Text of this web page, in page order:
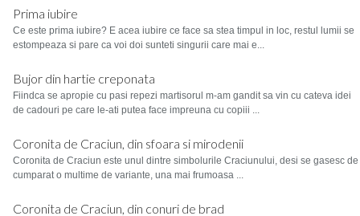
Prima iubire
Ce este prima iubire? E acea iubire ce face sa stea timpul in loc, restul lumii se
estompeaza si pare ca voi doi sunteti singurii care mai e...
Bujor din hartie creponata
Fiindca se apropie cu pasi repezi martisorul m-am gandit sa vin cu cateva idei
de cadouri pe care le-ati putea face impreuna cu copiii ...
Coronita de Craciun, din sfoara si mirodenii
Coronita de Craciun este unul dintre simbolurile Craciunului, desi se gasesc de
cumparat o multime de variante, una mai frumoasa ...
Coronita de Craciun, din conuri de brad